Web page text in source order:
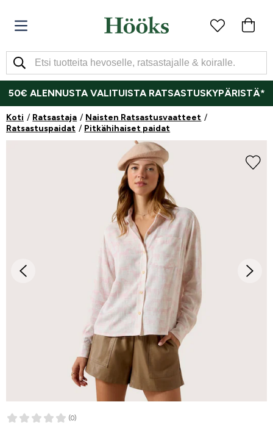
50€ ALENNUSTA VALITUISTA RATSASTUSKYPÄRISTÄ*
Koti Ratsastaja
Naisten Ratsastusvaatteet
Ratsastuspaidat
Pitkähihaiset paidat
(0)